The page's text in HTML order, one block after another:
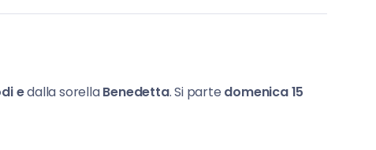
edalla sorellaBenedetta. Si parte domenica 15